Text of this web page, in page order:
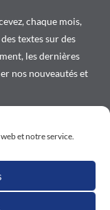
et notre service.
chaque mois,
textes sur des
les dernières
nos nouveautés et